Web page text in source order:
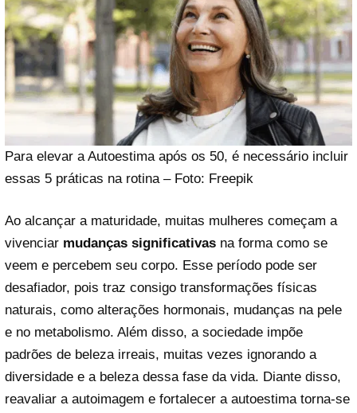
Para elevar a Autoestima após os 50, é necessário incluir
essas 5 práticas na rotina – Foto: Freepik
Ao alcançar a maturidade, muitas mulheres começam a
vivenciar mudanças significativas na forma como se
veem e percebem seu corpo. Esse período pode ser
desafiador, pois traz consigo transformações físicas
naturais, como alterações hormonais, mudanças na pele
e no metabolismo. Além disso, a sociedade impõe
padrões de beleza irreais, muitas vezes ignorando a
diversidade e a beleza dessa fase da vida. Diante disso,
reavaliar a autoimagem e fortalecer a autoestima torna-se